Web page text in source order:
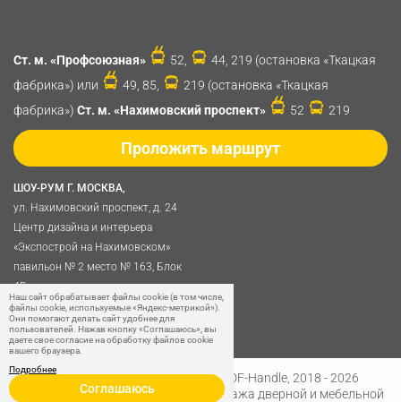
ШОУ-РУМ Г. МОСКВА,
ул. Нахимовский проспект, д. 24
Центр дизайна и интерьера
«Экспострой на Нахимовском»
павильон № 2 место № 163, Блок
4B
Политика обработки
персональных данных
Ст. м. «Профсоюзная» 52,
44, 219 (остановка «Ткацкая
фабрика») или
49, 85,
219 (остановка «Ткацкая
фабрика») Ст. м. «Нахимовский проспект» 52 219
Проложить маршрут
Разработано вDigital Clouds
© SDF-Handle, 2018 - 2026
Интернет-магазин и розничная продажа дверной и мебельной
Наш сайт обрабатывает файлы cookie (в том числе,
файлы cookie, используемые «Яндекс-метрикой»).
Они помогают делать сайт удобнее для
пользователей. Нажав кнопку «Соглашаюсь», вы
даете свое согласие на обработку файлов cookie
вашего браузера.
Подробнее
Соглашаюсь